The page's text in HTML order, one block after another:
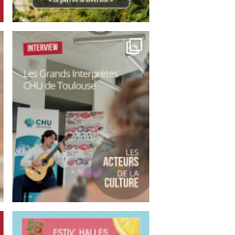
La...
29 juillet 2026